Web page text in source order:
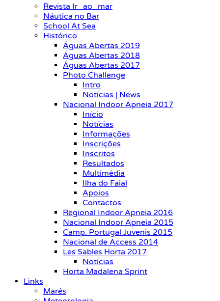
Revista Ir_ao_mar
Náutica no Bar
School At Sea
Histórico
Águas Abertas 2019
Águas Abertas 2018
Águas Abertas 2017
Photo Challenge
Intro
Notícias | News
Nacional Indoor Apneia 2017
Início
Notícias
Informações
Inscrições
Inscritos
Resultados
Multimédia
Ilha do Faial
Apoios
Contactos
Regional Indoor Apneia 2016
Nacional Indoor Apneia 2015
Camp. Portugal Juvenis 2015
Nacional de Access 2014
Les Sables Horta 2017
Notícias
Horta Madalena Sprint
Links
Marés